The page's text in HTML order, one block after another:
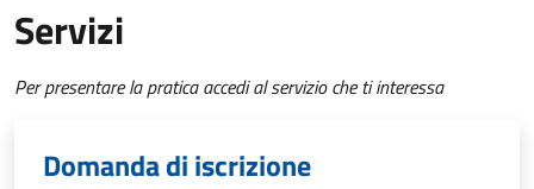
Servizi
Per presentare la pratica accedi al servizio che ti interessa
Domanda di iscrizione